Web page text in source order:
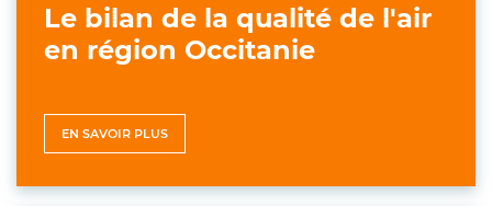
Le bilan de la qualité de l'air
en région Occitanie
EN SAVOIR PLUS